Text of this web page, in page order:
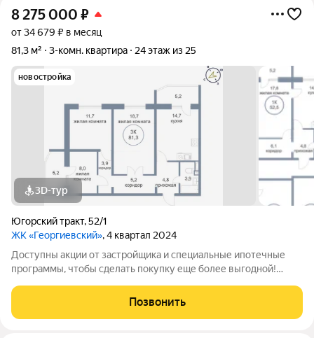
8 275 000 ₽
от 34 679 ₽ в месяц
81,3 м²
3-комн. квартира 24 этаж из 25
новостройка
3D-тур
Югорский тракт,52/1
ЖК «Георгиевский», 4 квартал 2024
Доступны акции от застройщика и специальные ипотечные
программы, чтобы сделать покупку еще более выгодной!
Звоните, чтобы узнать размер вашей скидки! Сибпромстрой -
30 лет на рынке! Готовое жилье.
Позвонить